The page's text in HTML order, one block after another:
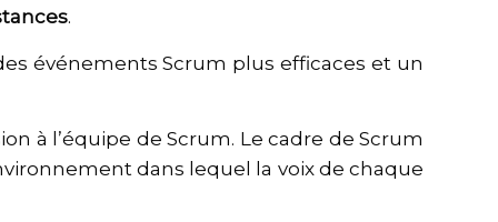
.
événements Scrum plus efficaces et un
à l’équipe de Scrum. Le cadre de Scrum
dans lequel la voix de chaque